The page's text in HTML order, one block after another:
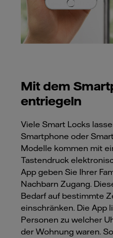
Mit dem
entriegeln
Viele Smart Locks
Smartphone oder
Modelle kommen mit
Tastendruck
App geben Sie Ihrer
Nachbarn Zugang.
Bedarf auf bestimmte
einschränken. Die App
Personen zu welcher
der Wohnung waren.